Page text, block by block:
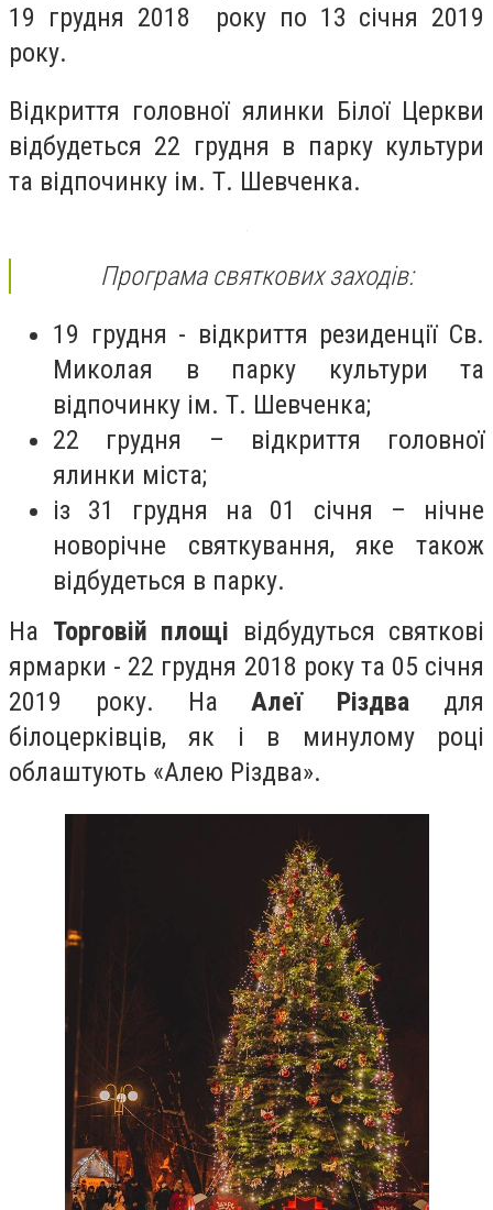
19 грудня 2018 року по 13 січня 2019
року.
Відкриття головної ялинки Білої Церкви
відбудеться 22 грудня в парку культури
та відпочинку ім. Т. Шевченка.
Програма святкових заходів:
19 грудня - відкриття резиденції Св.
Миколая в парку культури та
відпочинку ім. Т. Шевченка;
22 грудня – відкриття головної
ялинки міста;
із 31 грудня на 01 січня – нічне
новорічне святкування, яке також
відбудеться в парку.
На Торговій площі відбудуться святкові
ярмарки - 22 грудня 2018 року та 05 січня
2019 року. НаАлеї Різдва для
білоцерківців, як і в минулому році
облаштують «Алею Різдва».